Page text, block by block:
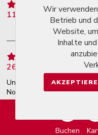
Buchen
11-05-2024|
26-11-2022
Un resto très agréable.
Nourriture délicieuse.
Wir
Betrieb und
Website,
Inhalte